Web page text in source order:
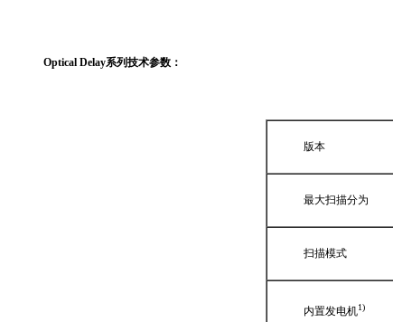
Optical Delay系列技术参数：
版本
最大扫描分为
扫描模式
内置发电机1)